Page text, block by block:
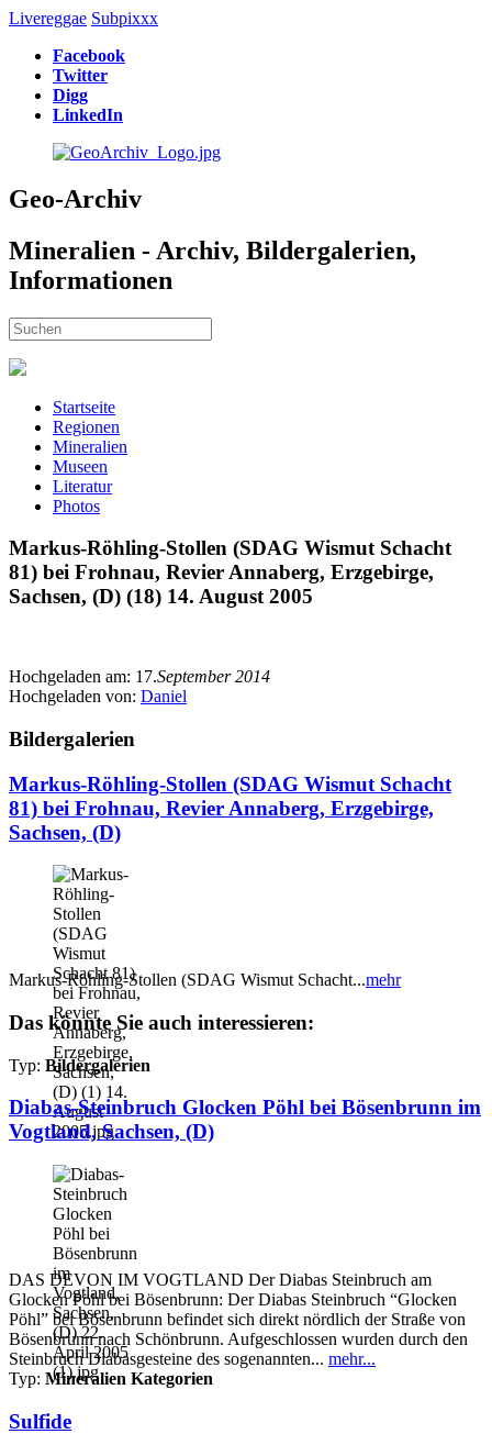
Livereggae Subpixxx
Facebook
Twitter
Digg
LinkedIn
Geo-Archiv
Mineralien - Archiv, Bildergalerien,
Informationen
Startseite
Regionen
Mineralien
Museen
Literatur
Photos
Markus-Röhling-Stollen (SDAG Wismut Schacht
81) bei Frohnau, Revier Annaberg, Erzgebirge,
Sachsen, (D) (18) 14. August 2005
Hochgeladen am: 17.September 2014
Hochgeladen von: Daniel
Bildergalerien
Markus-Röhling-Stollen (SDAG Wismut Schacht
81) bei Frohnau, Revier Annaberg, Erzgebirge,
Sachsen, (D)
Markus-Röhling-Stollen (SDAG Wismut Schacht...mehr
Das könnte Sie auch interessieren:
Typ: Bildergalerien
Diabas-Steinbruch Glocken Pöhl bei Bösenbrunn im
Vogtland, Sachsen, (D)
DAS DEVON IM VOGTLAND Der Diabas Steinbruch am
Glocken Pöhl bei Bösenbrunn: Der Diabas Steinbruch “Glocken
Pöhl” bei Bösenbrunn befindet sich direkt nördlich der Straße von
Bösenbrunn nach Schönbrunn. Aufgeschlossen wurden durch den
Steinbruch Diabasgesteine des sogenannten... mehr...
Typ: Mineralien Kategorien
Sulfide